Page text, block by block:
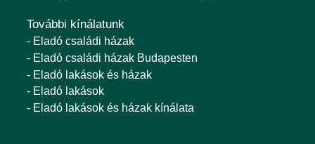
További kínálatunk
- Eladó családi házak
- Eladó családi házak Budapesten
- Eladó lakások és házak
- Eladó lakások
- Eladó lakások és házak kínálata